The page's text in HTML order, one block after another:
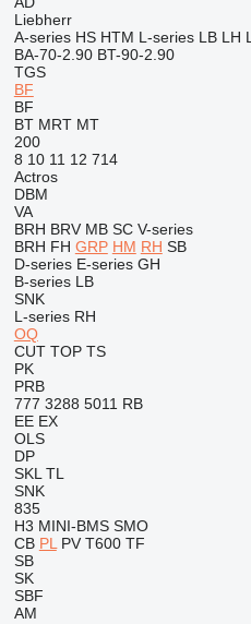
Liebherr
A-series HS HTM L-series LB LH
BA-70-2.90 BT-90-2.90
TGS
BF
BF
BT MRT MT
200
8 10 11 12 714
Actros
DBM
VA
BRH BRV MB SC V-series
BRH FH GRP HM RH SB
D-series E-series GH
B-series LB
SNK
L-series RH
OQ
CUT TOP TS
PK
PRB
777 3288 5011 RB
EE EX
OLS
DP
SKL TL
SNK
835
H3 MINI-BMS SMO
CB PL PV T600 TF
SB
SK
SBF
AM